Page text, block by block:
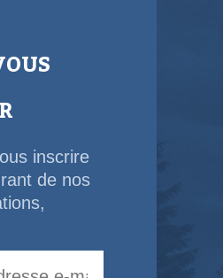
inscrire
de nos